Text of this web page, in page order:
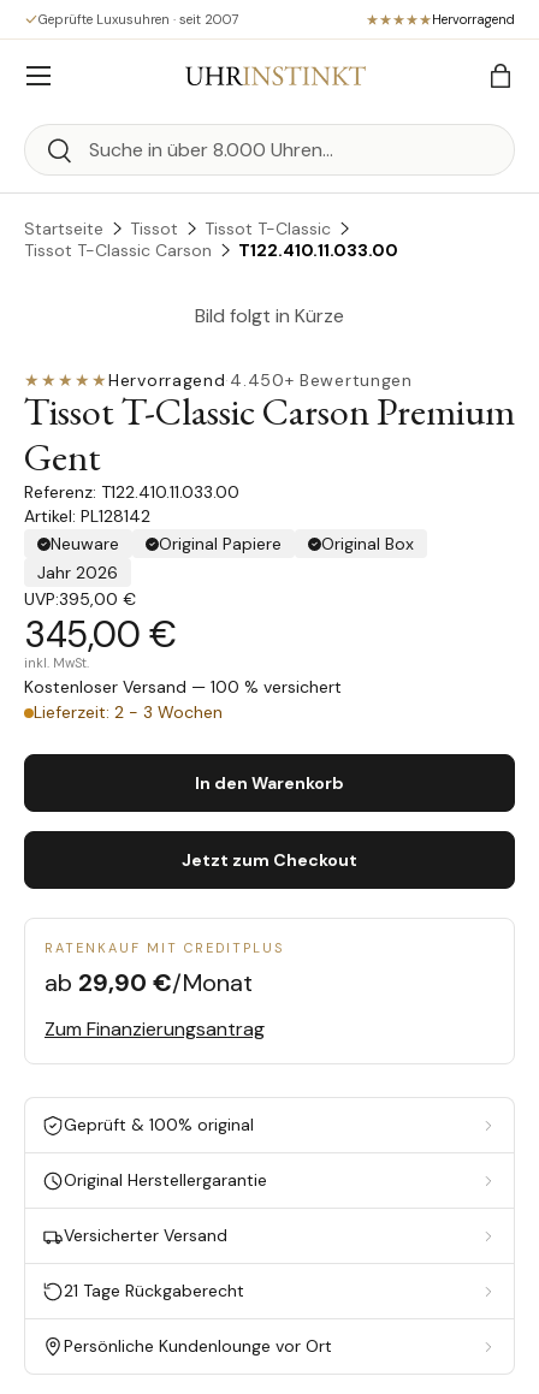
Direkt zum Inhalt
Geprüfte Luxusuhren · seit 2007 Hervorragend
Suchen
Suchen
Menü
Startseite Tissot
Tissot T-Classic
Tissot T-Classic Carson
T122.410.11.033.00
Bild folgt in Kürze
★★★★★Hervorragend·4.450+ Bewertungen
Tissot T-Classic Carson Premium
Gent
T122.410.11.033.00
Artikel: PL128142
Neuware
Original Papiere
Original Box
Jahr 2026
UVP:395,00 €
345,00 €
inkl. MwSt.
Kostenloser Versand — 100 % versichert
Lieferzeit: 2 - 3 Wochen
In den Warenkorb
Jetzt zum Checkout
RATENKAUF MIT CREDITPLUS
ab 29,90 €/Monat
Zum Finanzierungsantrag
Geprüft & 100% original
Original Herstellergarantie
Versicherter Versand
21 Tage Rückgaberecht
Persönliche Kundenlounge vor Ort